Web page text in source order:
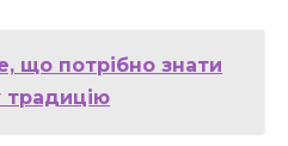
що потрібно знати
традицію